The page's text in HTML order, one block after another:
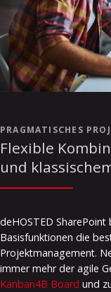
PRAGMATISCHES
Flexible
und
deHOSTED
Basisfunktionen die
Projektmanagement.
immer mehr der agile
Kanban4B Board und